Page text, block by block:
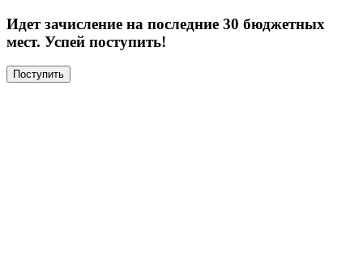
Идет зачисление на последние 30 бюджетных
мест. Успей поступить!
Поступить